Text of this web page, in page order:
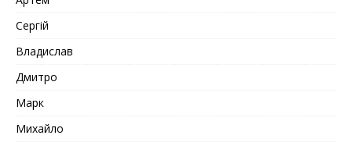
Сергій
Владислав
Дмитро
Марк
Михайло